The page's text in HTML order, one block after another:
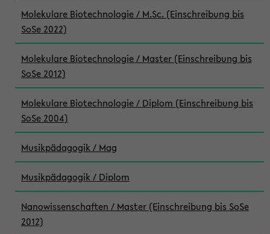
Molekulare Biotechnologie / M.Sc. (Einschreibung bis
SoSe 2022)
Molekulare Biotechnologie / Master (Einschreibung bis
SoSe 2012)
Molekulare Biotechnologie / Diplom (Einschreibung bis
SoSe 2004)
Musikpädagogik / Mag
Musikpädagogik / Diplom
Nanowissenschaften / Master (Einschreibung bis SoSe
2012)